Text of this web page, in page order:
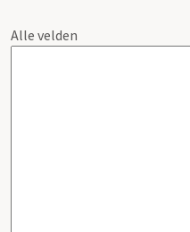
Alle velden